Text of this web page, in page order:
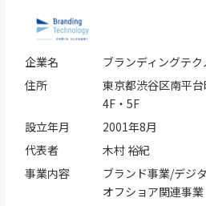
企業名
ブランディングテ
住所
東京都渋谷区南平
4F・5F
設立年月
2001年8月
代表者
木村 裕紀
事業内容
ブランド事業/デジ
オフショア関連事業